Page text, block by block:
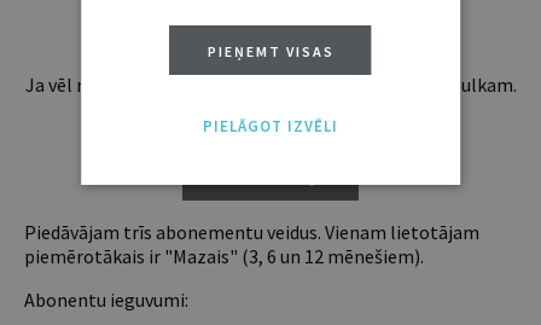
Ja vēl neesi abonents, aicinām pievienoties lasītāju pulkam.
Piedāvājam trīs abonementu veidus. Vienam lietotājam
piemērotākais ir "Mazais" (3, 6 un 12 mēnešiem).
Abonentu ieguvumi:
PIEŅEMT VISAS
PIELĀGOT IZVĒLI